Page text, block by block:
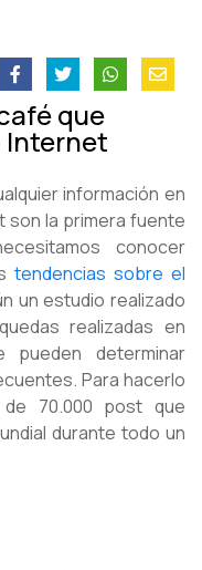
que
Internet
información en
son la primera fuente
conocer
tendencias sobre el
un estudio realizado
realizadas en
determinar
Para hacerlo
70.000 post que
durante todo un